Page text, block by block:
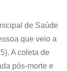
de Saúde
que veio a
A coleta de
pós-morte e